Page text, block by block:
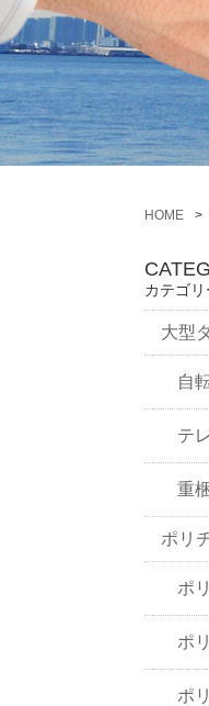
HOME
カテゴリ
大型
自
テ
重
ポリ
ポ
ポ
ポ